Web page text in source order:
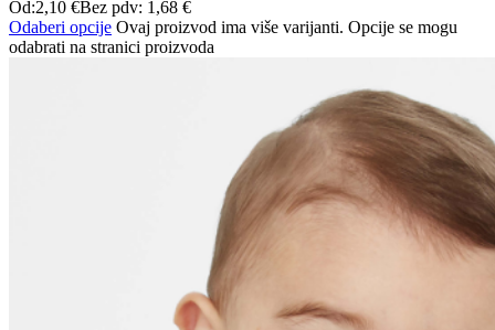
Od:2,10 €Bez pdv: 1,68 €
Odaberi opcije Ovaj proizvod ima više varijanti. Opcije se mogu
odabrati na stranici proizvoda